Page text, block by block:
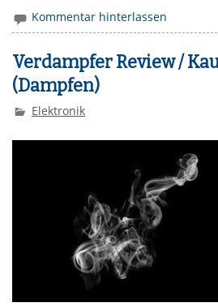
Kommentar hinterlassen
Verdampfer Review /
(Dampfen)
Elektronik